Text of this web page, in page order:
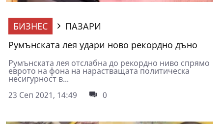
БИЗНЕС
ПАЗАРИ
Румънската лея удари ново рекордно дъно
Румънскaтa лея отслабна до рекордно ниво спрямо
еврото на фона на нарастващата политическа
несигурност в...
23 Сеп 2021, 14:49
0